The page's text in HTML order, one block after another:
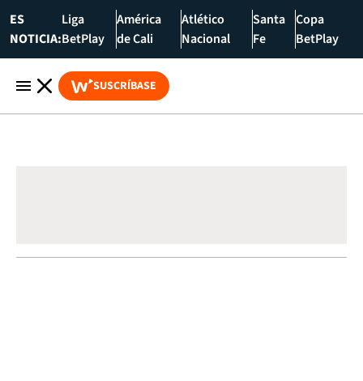
ES
NOTICIA:
Liga
BetPlay
América
de Cali
Atlético
Nacional
Santa
Fe
Copa
BetPlay
SUSCRÍBASE